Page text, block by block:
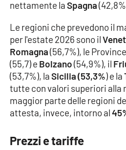
nettamente laSpagna
Le regioni che prevedono il
per l'estate 2026 sono il
Romagna(56,7%), le
(55,7) e Bolzano(54,9%), il
(53,7%), laSicilia (53,3%) e la
tutte con valori superiori alla
maggior parte delle regioni
attesta, invece, intorno al
Prezzi e tariffe